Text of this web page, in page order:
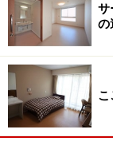
＞次ページから
点について
見て
※記事内容は執筆
サ
の
こ